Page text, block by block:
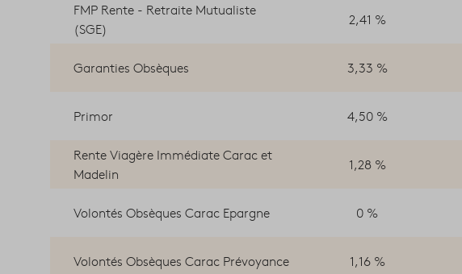
FMP Rente - Retraite Mutualiste
(SGE)
2,41 %
Garanties Obsèques 3,33 %
Primor 4,50 %
Rente Viagère Immédiate Carac et
Madelin
1,28 %
Volontés Obsèques Carac Epargne 0 %
Volontés Obsèques Carac Prévoyance 1,16 %